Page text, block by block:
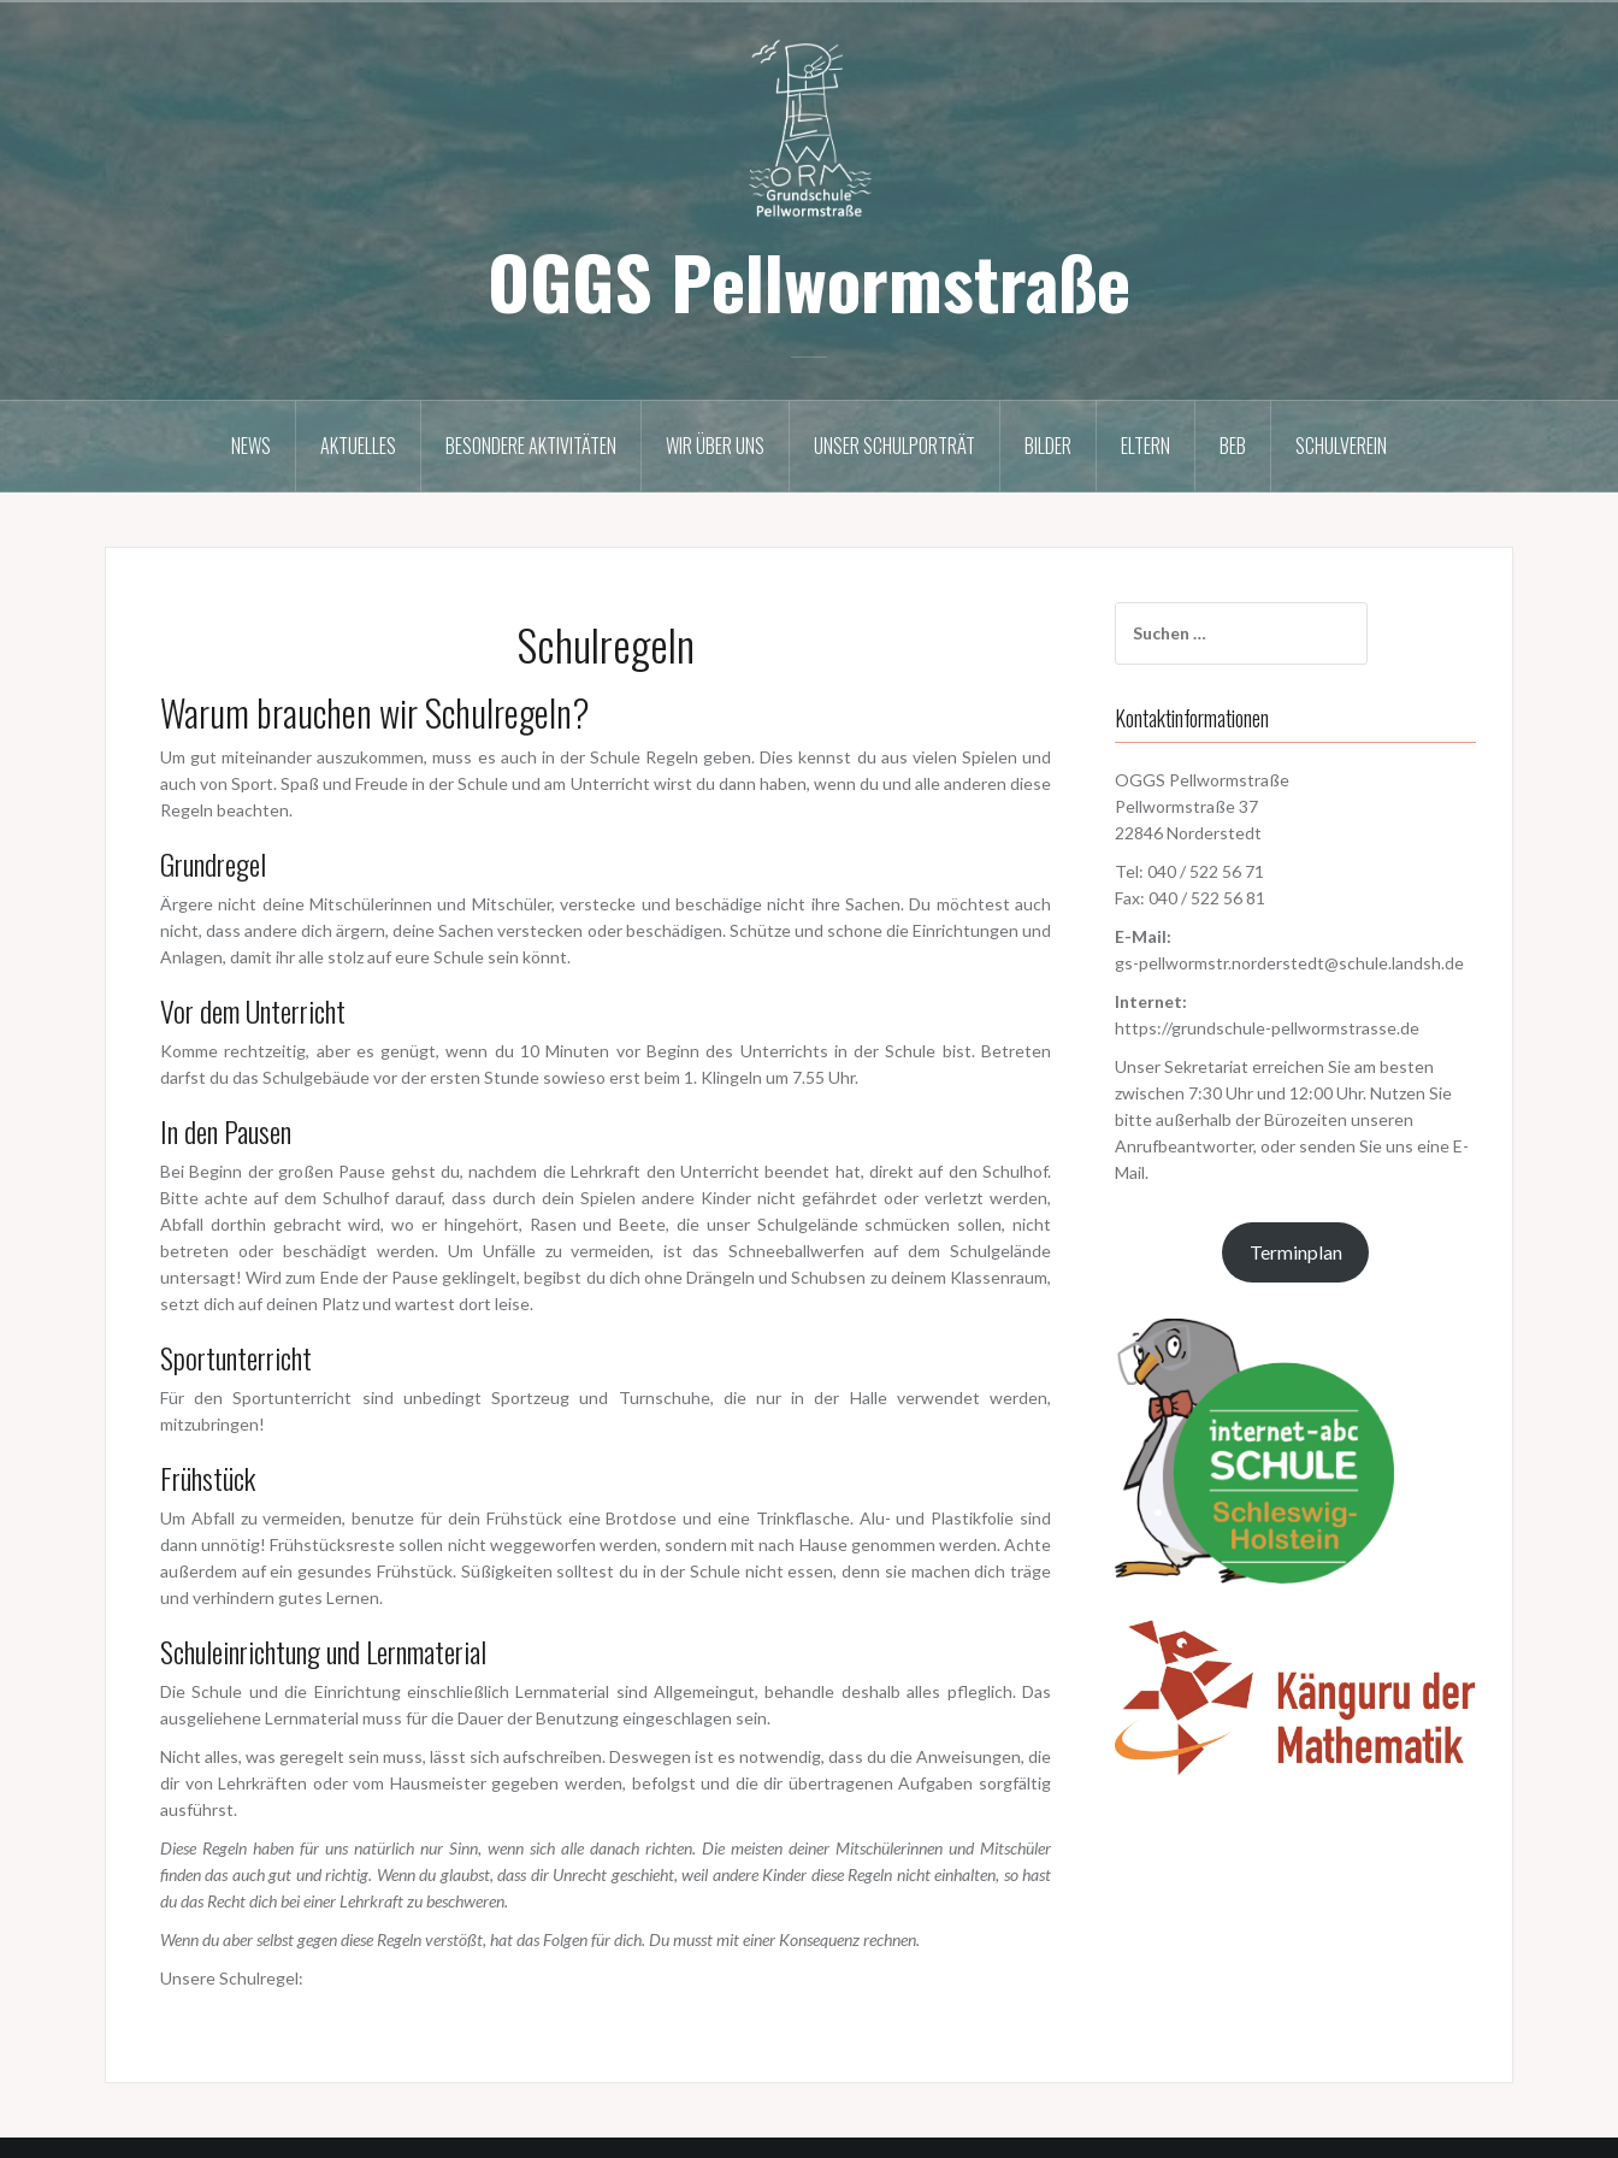
OGGS Pellwormstraße
NEWS AKTUELLES BESONDERE AKTIVITÄTEN WIR ÜBER UNS UNSER SCHULPORTRÄT BILDER ELTERN BEB SCHULVEREIN
Schulregeln
Warum brauchen wir Schulregeln?
Um gut miteinander auszukommen, muss es auch in der Schule Regeln geben. Dies kennst du aus vielen Spielen und
auch von Sport. Spaß und Freude in der Schule und am Unterricht wirst du dann haben, wenn du und alle anderen diese
Regeln beachten.
Grundregel
Ärgere nicht deine Mitschülerinnen und Mitschüler, verstecke und beschädige nicht ihre Sachen. Du möchtest auch
nicht, dass andere dich ärgern, deine Sachen verstecken oder beschädigen. Schütze und schone die Einrichtungen und
Anlagen, damit ihr alle stolz auf eure Schule sein könnt.
Vor dem Unterricht
Komme rechtzeitig, aber es genügt, wenn du 10 Minuten vor Beginn des Unterrichts in der Schule bist. Betreten
darfst du das Schulgebäude vor der ersten Stunde sowieso erst beim 1. Klingeln um 7.55 Uhr.
In den Pausen
Bei Beginn der großen Pause gehst du, nachdem die Lehrkraft den Unterricht beendet hat, direkt auf den Schulhof.
Bitte achte auf dem Schulhof darauf, dass durch dein Spielen andere Kinder nicht gefährdet oder verletzt werden,
Abfall dorthin gebracht wird, wo er hingehört, Rasen und Beete, die unser Schulgelände schmücken sollen, nicht
betreten oder beschädigt werden. Um Unfälle zu vermeiden, ist das Schneeballwerfen auf dem Schulgelände
untersagt! Wird zum Ende der Pause geklingelt, begibst du dich ohne Drängeln und Schubsen zu deinem Klassenraum,
setzt dich auf deinen Platz und wartest dort leise.
Sportunterricht
Für den Sportunterricht sind unbedingt Sportzeug und Turnschuhe, die nur in der Halle verwendet werden,
mitzubringen!
Frühstück
Um Abfall zu vermeiden, benutze für dein Frühstück eine Brotdose und eine Trinkflasche. Alu- und Plastikfolie sind
dann unnötig! Frühstücksreste sollen nicht weggeworfen werden, sondern mit nach Hause genommen werden. Achte
außerdem auf ein gesundes Frühstück. Süßigkeiten solltest du in der Schule nicht essen, denn sie machen dich träge
und verhindern gutes Lernen.
Schuleinrichtung und Lernmaterial
Die Schule und die Einrichtung einschließlich Lernmaterial sind Allgemeingut, behandle deshalb alles pfleglich. Das
ausgeliehene Lernmaterial muss für die Dauer der Benutzung eingeschlagen sein.
Nicht alles, was geregelt sein muss, lässt sich aufschreiben. Deswegen ist es notwendig, dass du die Anweisungen, die
dir von Lehrkräften oder vom Hausmeister gegeben werden, befolgst und die dir übertragenen Aufgaben sorgfältig
ausführst.
Diese Regeln haben für uns natürlich nur Sinn, wenn sich alle danach richten. Die meisten deiner Mitschülerinnen und Mitschüler
finden das auch gut und richtig. Wenn du glaubst, dass dir Unrecht geschieht, weil andere Kinder diese Regeln nicht einhalten, so hast
du das Recht dich bei einer Lehrkraft zu beschweren.
Wenn du aber selbst gegen diese Regeln verstößt, hat das Folgen für dich. Du musst mit einer Konsequenz rechnen.
Unsere Schulregel:
nach:
Kontaktinformationen
OGGS Pellwormstraße
Pellwormstraße 37
22846 Norderstedt
Tel: 040 / 522 56 71
Fax: 040 / 522 56 81
E-Mail:
gs-pellwormstr.norderstedt@schule.landsh.de
Internet:
https://grundschule-pellwormstrasse.de
Unser Sekretariat erreichen Sie am besten
zwischen 7:30 Uhr und 12:00 Uhr. Nutzen Sie
bitte außerhalb der Bürozeiten unseren
Anrufbeantworter, oder senden Sie uns eine E-
Mail.
Terminplan